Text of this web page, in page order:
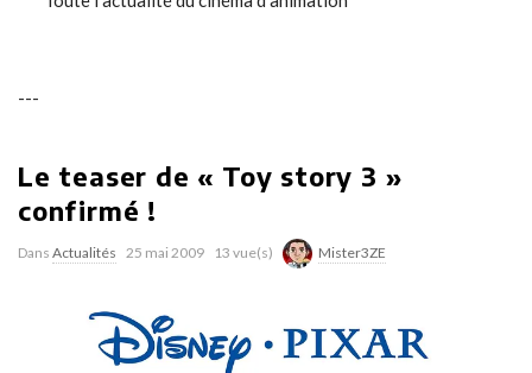
---
Le teaser de « Toy story 3 »
confirmé !
Dans Actualités 25 mai 2009 13 vue(s) Mister3ZE